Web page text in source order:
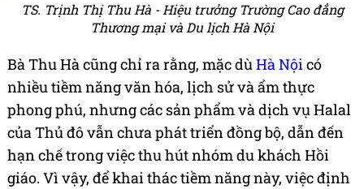
TS. Trịnh Thị Thu Hà - Hiệu trưởng Trường Cao đẳng
Thương mại và Du lịch Hà Nội
Bà Thu Hà cũng chỉ ra rằng, mặc dùHà Nộicó
nhiều tiềm năng văn hóa, lịch sử và ẩm thực
phong phú, nhưng các sản phẩm và dịch vụ Halal
của Thủ đô vẫn chưa phát triển đồng bộ, dẫn đến
hạn chế trong việc thu hút nhóm du khách Hồi
giáo. Vì vậy, để khai thác tiềm năng này, việc định